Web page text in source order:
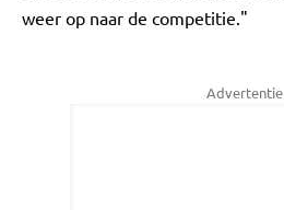
weer op naar de competitie."
Advertentie